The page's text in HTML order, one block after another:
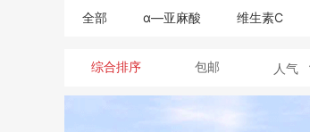
全部 α—亚麻酸 维生素C
综合排序 包邮 人气